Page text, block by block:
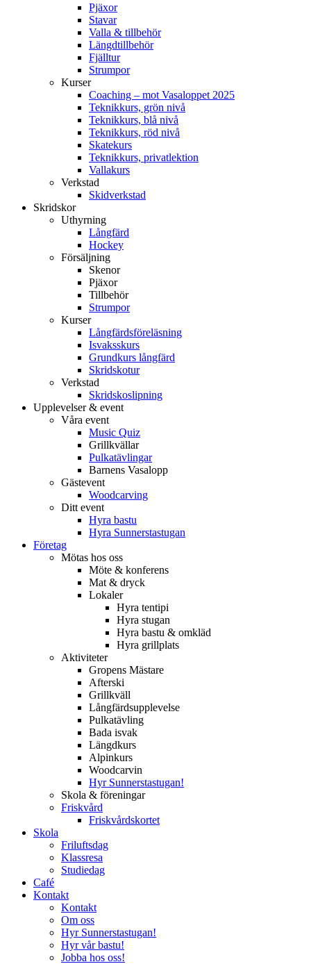
Pjäxor
Stavar
Valla & tillbehör
Längdtillbehör
Fjälltur
Strumpor
Kurser
Coaching – mot Vasaloppet 2025
Teknikkurs, grön nivå
Teknikkurs, blå nivå
Teknikkurs, röd nivå
Skatekurs
Teknikkurs, privatlektion
Vallakurs
Verkstad
Skidverkstad
Skridskor
Uthyrning
Långfärd
Hockey
Försäljning
Skenor
Pjäxor
Tillbehör
Strumpor
Kurser
Långfärdsföreläsning
Isvaksskurs
Grundkurs långfärd
Skridskotur
Verkstad
Skridskoslipning
Upplevelser & event
Våra event
Music Quiz
Grillkvällar
Pulkatävlingar
Barnens Vasalopp
Gästevent
Woodcarving
Ditt event
Hyra bastu
Hyra Sunnerstastugan
Företag
Mötas hos oss
Möte & konferens
Mat & dryck
Lokaler
Hyra tentipi
Hyra stugan
Hyra bastu & omkläd
Hyra grillplats
Aktiviteter
Gropens Mästare
Afterski
Grillkväll
Långfärdsupplevelse
Pulkatävling
Bada isvak
Längdkurs
Alpinkurs
Woodcarvin
Hyr Sunnerstastugan!
Skola & föreningar
Friskvård
Friskvårdskortet
Skola
Friluftsdag
Klassresa
Studiedag
Café
Kontakt
Kontakt
Om oss
Hyr Sunnerstastugan!
Hyr vår bastu!
Jobba hos oss!